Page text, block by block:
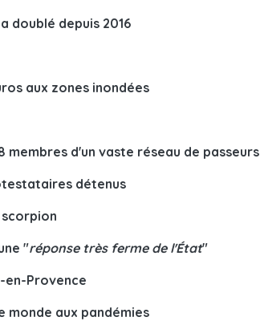
doublé depuis 2016
aux zones inondées
membres d'un vaste réseau de passeurs
détenus
scorpion
"réponse très ferme de l'État"
en-Provence
monde aux pandémies